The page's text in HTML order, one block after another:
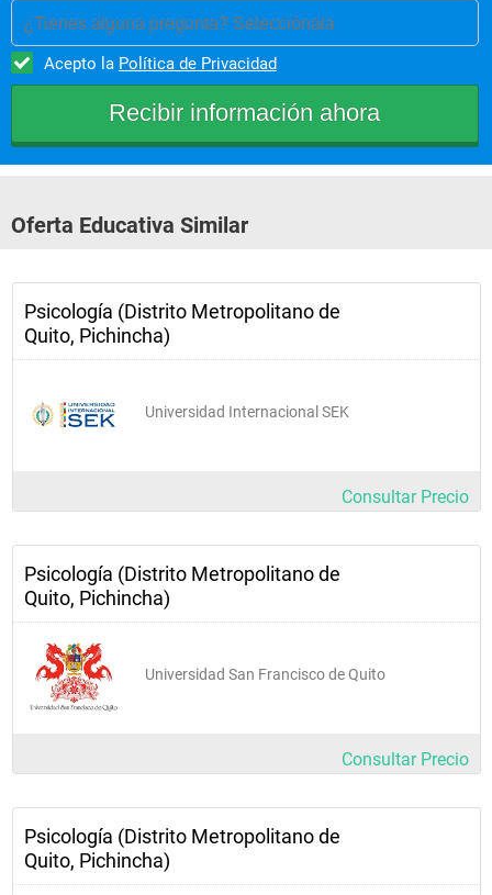
¿Tienes alguna pregunta? Selecciónala
Acepto la Política de Privacidad
Oferta Educativa Similar
Psicología (Distrito Metropolitano de
Quito, Pichincha)
Universidad Internacional SEK
Consultar Precio
Psicología (Distrito Metropolitano de
Quito, Pichincha)
Universidad San Francisco de Quito
Consultar Precio
Psicología (Distrito Metropolitano de
Quito, Pichincha)